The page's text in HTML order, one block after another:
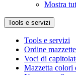
Mostra
Tools e servizi
Tools e servizi
Ordine
Voci di
Mazzetta colori